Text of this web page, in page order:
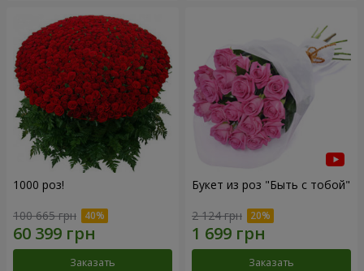
1000 роз!
100 665 грн
Заказать
Букет из роз "Быть с тобой"
2 124 грн
Заказать